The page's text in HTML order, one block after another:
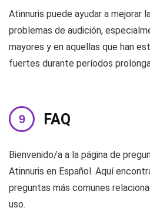
Atinnuris puede ayudar a mejorar
problemas de audición,
mayores y en aquellas que han
fuertes durante períodos
FAQ
Bienvenido/a a la página de
Atinnuris en Español. Aquí
preguntas más comunes
uso.